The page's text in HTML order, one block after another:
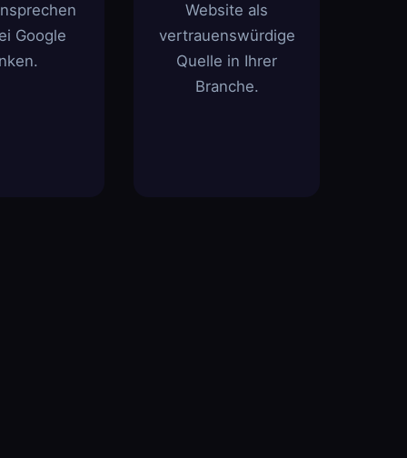
Google
Website als
vertrauenswürdige
Quelle in Ihrer
Branche.